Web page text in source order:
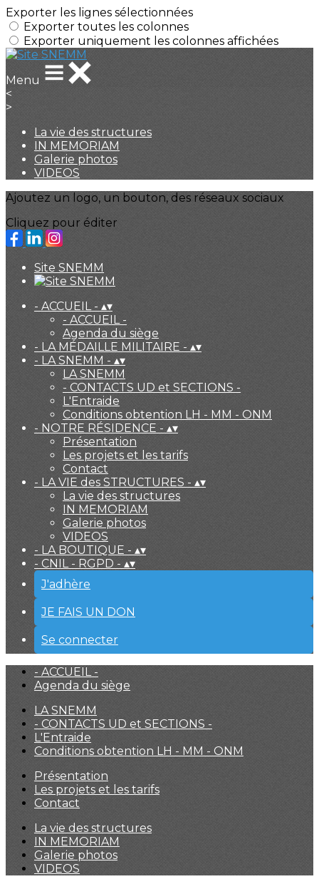
Exporter les lignes sélectionnées
Exporter toutes les colonnes
Exporter uniquement les colonnes affichées
Menu
<
>
La vie des structures
IN MEMORIAM
Galerie photos
VIDEOS
Ajoutez un logo, un bouton, des réseaux sociaux
Cliquez pour éditer
Site SNEMM
- ACCUEIL - ▴▾
- ACCUEIL -
Agenda du siège
- LA MÉDAILLE MILITAIRE - ▴▾
- LA SNEMM - ▴▾
LA SNEMM
- CONTACTS UD et SECTIONS -
L'Entraide
Conditions obtention LH - MM - ONM
- NOTRE RÉSIDENCE - ▴▾
Présentation
Les projets et les tarifs
Contact
- LA VIE des STRUCTURES - ▴▾
La vie des structures
IN MEMORIAM
Galerie photos
VIDEOS
- LA BOUTIQUE - ▴▾
- CNIL - RGPD - ▴▾
J'adhère
JE FAIS UN DON
Se connecter
- ACCUEIL -
Agenda du siège
LA SNEMM
- CONTACTS UD et SECTIONS -
L'Entraide
Conditions obtention LH - MM - ONM
Présentation
Les projets et les tarifs
Contact
La vie des structures
IN MEMORIAM
Galerie photos
VIDEOS